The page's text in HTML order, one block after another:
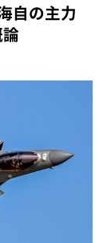
自の主力